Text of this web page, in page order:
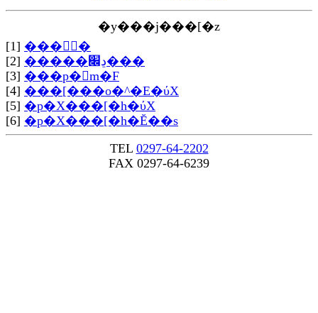
�y���j���[�z
[1] ���񂽂񌟍�
[2]
�����ڍ׌���
[3] ���p�󋵊m�F
[4] ���[���o�^�E�ύX
[5] �p�X���[�h�ύX
[6] �p�X���[�h�Ĕ��s
TEL 0297-64-2202
FAX 0297-64-6239